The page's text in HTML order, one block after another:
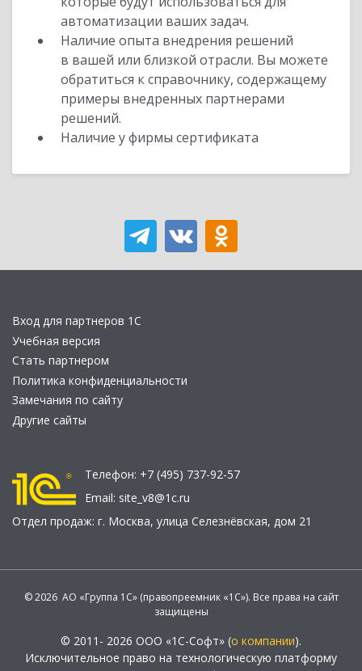
автоматизации ваших задач.
Наличие опыта внедрения решений
в вашей или близкой отрасли. Вы можете
обратиться к справочнику, содержащему
примеры внедренных партнерами
решений.
Наличие у фирмы сертификата
Вход для партнеров 1С
Учебная версия
Стать партнером
Политика конфиденциальности
Замечания по сайту
Другие сайты
Телефон: +7 (495) 737-92-57
Email: site_v8@1c.ru
Отдел продаж: г. Москва, улица Селезнёвская, дом 21
© 2026 АО «Группа 1С» (правопреемник «1С»). Все права на сайт
защищены
© 2011- 2026 ООО «1С-Софт» (о компании).
Исключительное право на технологическую платформу